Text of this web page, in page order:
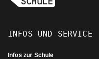
INFOS UND SERVICE
Infos zur Schule